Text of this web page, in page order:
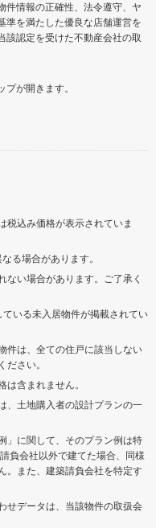
件情報の正確性、法令遵守、ヤ
準を満たした優良な店舗運営を
該認定を受けた不動産会社の取
が開きます。
税込み価格が表示されていま
る場合があります。
ない場合があります。ご了承く
ている未入居物件が掲載されてい
件は、全ての住戸に該当しない
さい。
は含まれません。
、土地購入者の設計プランの一
」に関して、そのプラン例は特
負会社以外で建てた場合、同様
。また、建築請負会社を特定す
せデータは、当該物件の取扱会